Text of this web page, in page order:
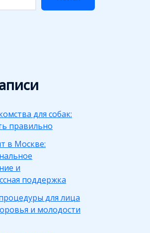
для собак:
правильно
в Москве:
и
поддержка
для лица
и молодости